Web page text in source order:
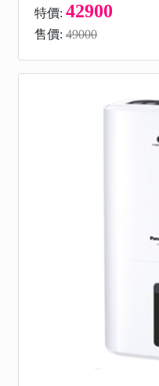
特價: 42900
售價: 49000